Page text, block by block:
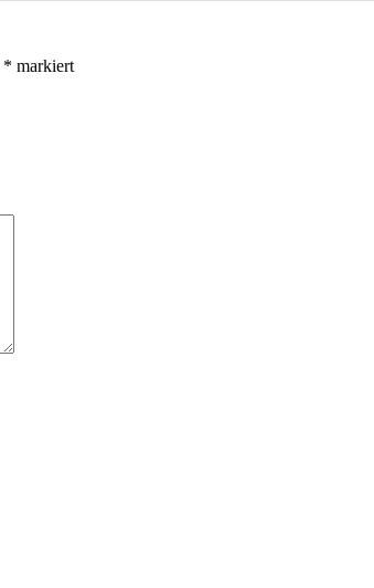
* markiert